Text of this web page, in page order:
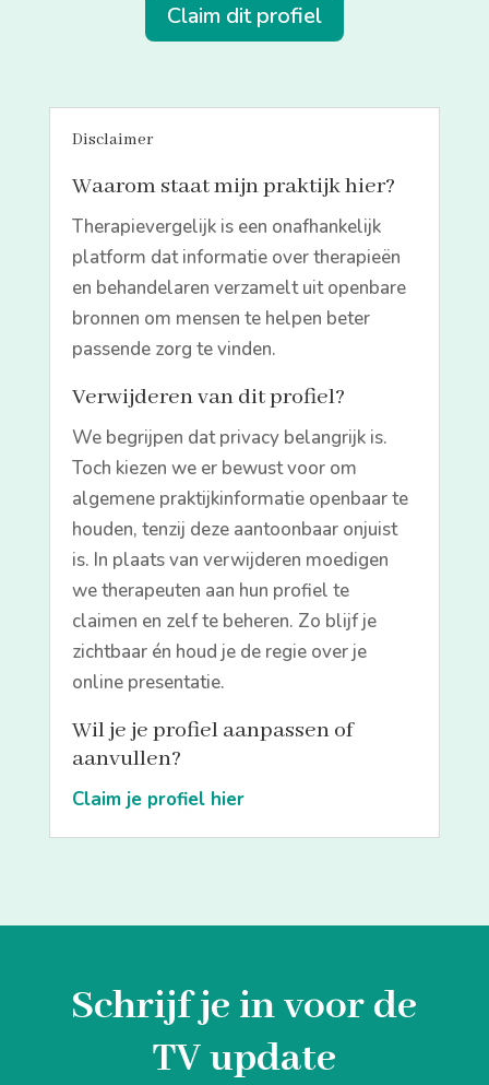
Claim dit profiel
Disclaimer
Waarom staat mijn praktijk hier?
Therapievergelijk is een onafhankelijk
platform dat informatie over therapieën
en behandelaren verzamelt uit openbare
bronnen om mensen te helpen beter
passende zorg te vinden.
Verwijderen van dit profiel?
We begrijpen dat privacy belangrijk is.
Toch kiezen we er bewust voor om
algemene praktijkinformatie openbaar te
houden, tenzij deze aantoonbaar onjuist
is. In plaats van verwijderen moedigen
we therapeuten aan hun profiel te
claimen en zelf te beheren. Zo blijf je
zichtbaar én houd je de regie over je
online presentatie.
Wil je je profiel aanpassen of
aanvullen?
Claim je profiel hier
Schrijf je in voor de
TV update